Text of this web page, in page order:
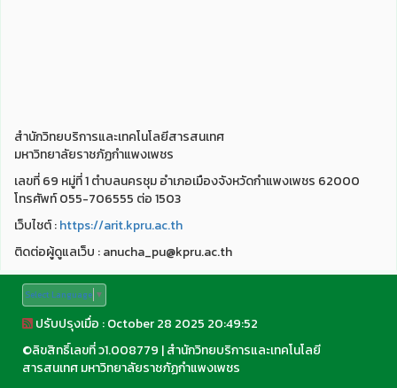
สำนักวิทยบริการและเทคโนโลยีสารสนเทศ
มหาวิทยาลัยราชภัฏกำแพงเพชร
เลขที่ 69 หมู่ที่ 1 ตำบลนครชุม อำเภอเมืองจังหวัดกำแพงเพชร 62000
โทรศัพท์ 055-706555 ต่อ 1503
เว็บไชต์ :https://arit.kpru.ac.th
ติดต่อผู้ดูแลเว็บ : anucha_pu@kpru.ac.th
Select Language ▼
ปรับปรุงเมื่อ : October 28 2025 20:49:52
©ลิขสิทธิ์เลขที่ ว1.008779 |สำนักวิทยบริการและเทคโนโลยี
สารสนเทศ มหาวิทยาลัยราชภัฏกำแพงเพชร